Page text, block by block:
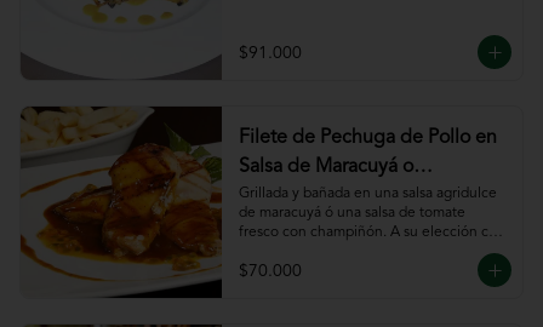
$91.000
Filete de Pechuga de Pollo en
Salsa de Maracuyá o
Pomodoro
Grillada y bañada en una salsa agridulce
de maracuyá ó una salsa de tomate
fresco con champiñón. A su elección con
espiral o puré.
$70.000